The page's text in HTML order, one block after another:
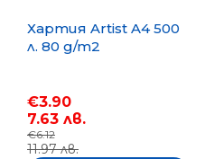
Хартия Artist A4 500
л. 80 g/m2
€3.90
7.63 лв.
€6.12
11.97 лв.